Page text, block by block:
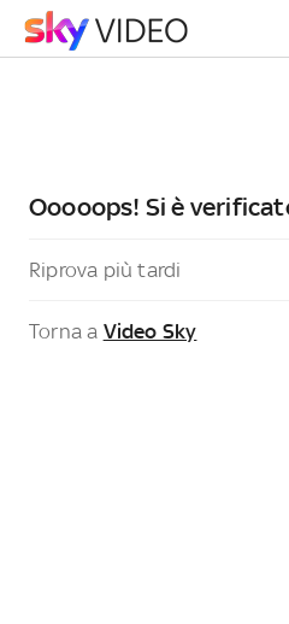
Ooooops! Si è
Riprova più tardi
Torna a Video Sky